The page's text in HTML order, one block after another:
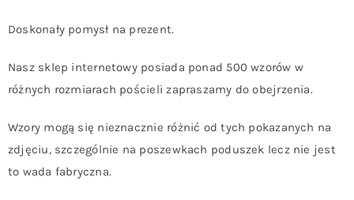
Doskonały pomysł na prezent.
Nasz sklep internetowy posiada ponad 500 wzorów w
różnych rozmiarach pościeli zapraszamy do obejrzenia.
Wzory mogą się nieznacznie różnić od tych pokazanych na
zdjęciu, szczególnie na poszewkach poduszek lecz nie jest
to wada fabryczna.